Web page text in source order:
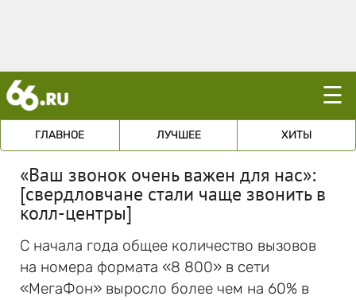
☰
ГЛАВНОЕ ЛУЧШЕЕ ХИТЫ
«Ваш звонок очень важен для нас»:
[свердловчане стали чаще звонить в
колл-центры]
С начала года общее количество вызовов
на номера формата «8 800» в сети
«МегаФон» выросло более чем на 60% в